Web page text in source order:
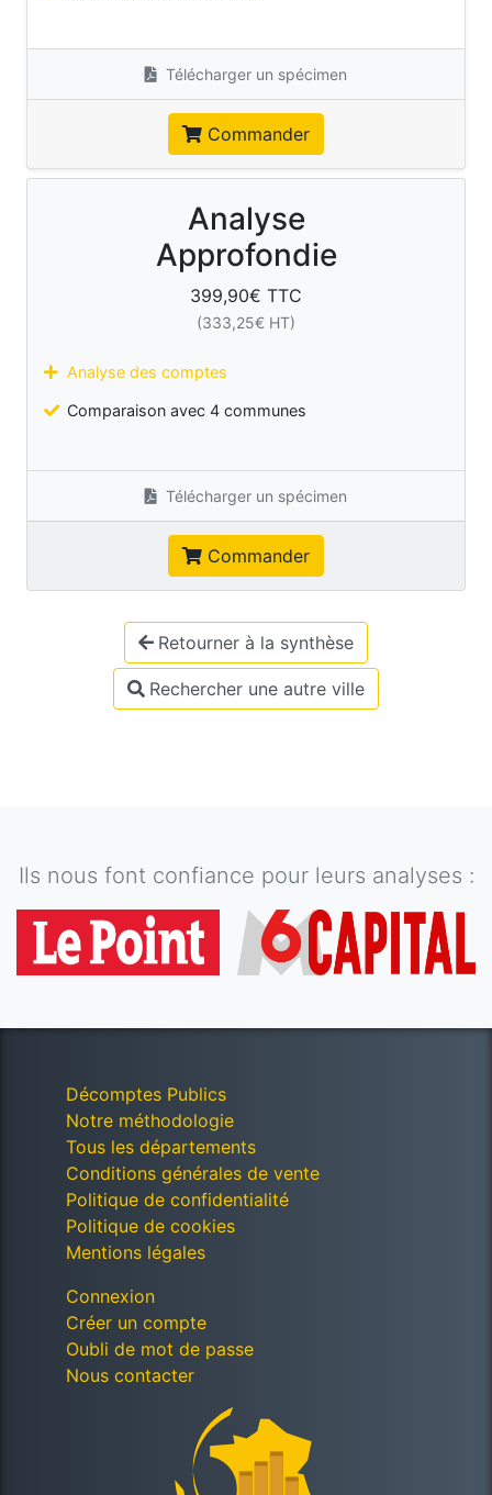
Télécharger un spécimen
Commander
Analyse
Approfondie
399,90€ TTC
(333,25€ HT)
Analyse des comptes
Comparaison avec 4 communes
Télécharger un spécimen
Commander
Retourner à la synthèse
Rechercher une autre ville
Ils nous font confiance pour leurs analyses :
Décomptes Publics
Notre méthodologie
Tous les départements
Conditions générales de vente
Politique de confidentialité
Politique de cookies
Mentions légales
Connexion
Créer un compte
Oubli de mot de passe
Nous contacter